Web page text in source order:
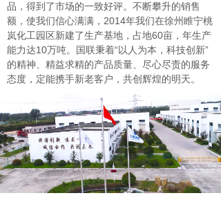
品，得到了市场的一致好评。不断攀升的销售
额，使我们信心满满，2014年我们在徐州睢宁桃
岚化工园区新建了生产基地，占地60亩，年生产
能力达10万吨。国联秉着“以人为本，科技创新”
的精神、精益求精的产品质量、尽心尽责的服务
态度，定能携手新老客户，共创辉煌的明天。